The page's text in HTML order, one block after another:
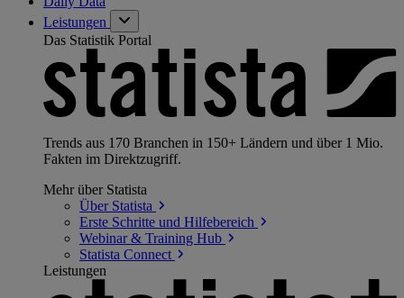
Leistungen
Das Statistik Portal
Trends aus 170 Branchen in 150+ Ländern und über 1 Mio.
Fakten im Direktzugriff.
Mehr über Statista
Über Statista
Erste Schritte und Hilfebereich
Webinar & Training Hub
Statista Connect
Leistungen